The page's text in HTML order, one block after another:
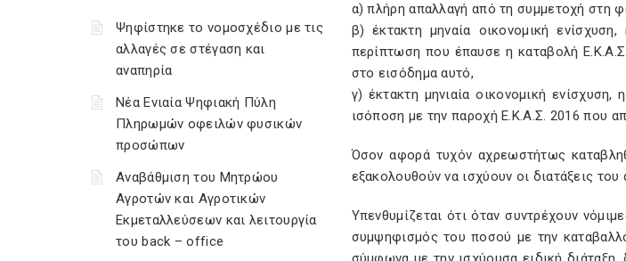
Ψηφίστηκε το νομοσχέδιο με τις
αλλαγές σε στέγαση και
αναπηρία
Νέα Ενιαία Ψηφιακή Πύλη
Πληρωμών οφειλών φυσικών
προσώπων
Αναβάθμιση του Μητρώου
Αγροτών και Αγροτικών
Εκμεταλλεύσεων και λειτουργία
του back – office
α) πλήρη απαλλαγή από τη συμμετοχή στη
β) έκτακτη μηναία οικονομική
περίπτωση που έπαυσε η καταβολή
στο εισόδημα αυτό,
γ) έκτακτη μηνιαία οικονομική
ισόποση με την παροχή Ε.Κ.Α.Σ. 2016 που
Όσον αφορά τυχόν αχρεωστήτως
εξακολουθούν να ισχύουν οι διατάξεις
Υπενθυμίζεται ότι όταν συντρέχουν
συμψηφισμός του ποσού με την